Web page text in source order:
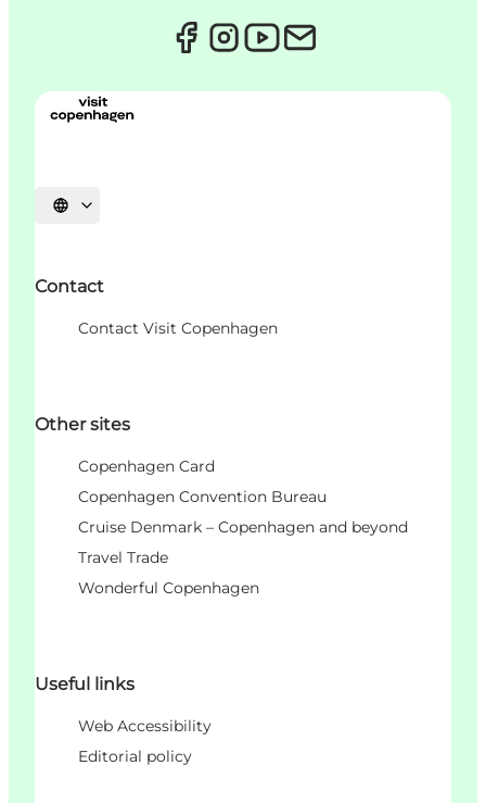
Choisissez la langue
Contact
Contact Visit Copenhagen
Other sites
Copenhagen Card
Copenhagen Convention Bureau
Cruise Denmark – Copenhagen and beyond
Travel Trade
Wonderful Copenhagen
Useful links
Web Accessibility
Editorial policy